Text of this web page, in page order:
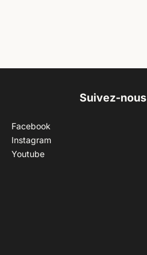
Suivez-nous
Facebook
Instagram
Youtube